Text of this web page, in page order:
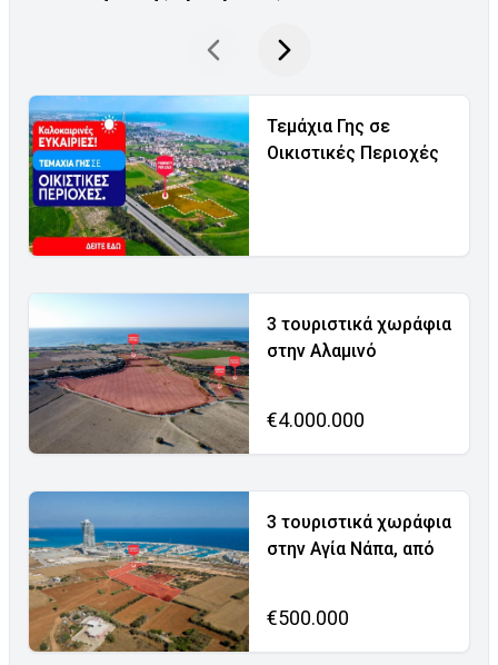
Τεμάχια Γης σε
Οικιστικές Περιοχές
3 τουριστικά χωράφια
στην Αλαμινό
€4.000.000
3 τουριστικά χωράφια
στην Αγία Νάπα, από
€500.000